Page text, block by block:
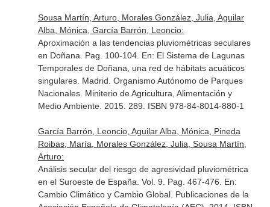
Sousa Martín, Arturo, Morales González, Julia, Aguilar
Alba, Mónica, García Barrón, Leoncio:
Aproximación a las tendencias pluviométricas seculares
en Doñana. Pag. 100-104. En: El Sistema de Lagunas
Temporales de Doñana, una red de hábitats acuáticos
singulares. Madrid. Organismo Autónomo de Parques
Nacionales. Miniterio de Agricultura, Alimentación y
Medio Ambiente. 2015. 289. ISBN 978-84-8014-880-1
García Barrón, Leoncio, Aguilar Alba, Mónica, Pineda
Roibas, María, Morales González, Julia, Sousa Martín,
Arturo:
Análisis secular del riesgo de agresividad pluviométrica
en el Suroeste de España. Vol. 9. Pag. 467-476. En:
Cambio Climático y Cambio Global. Publicaciones de la